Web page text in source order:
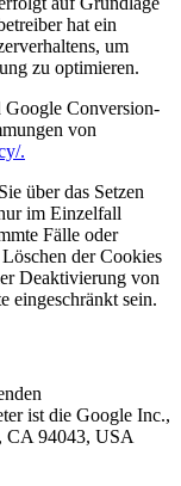
hat ein
um
zu optimieren.
Conversion-
von
.
über das Setzen
im Einzelfall
Fälle oder
der Cookies
Deaktivierung von
eingeschränkt sein.
ist die Google Inc.,
CA 94043, USA